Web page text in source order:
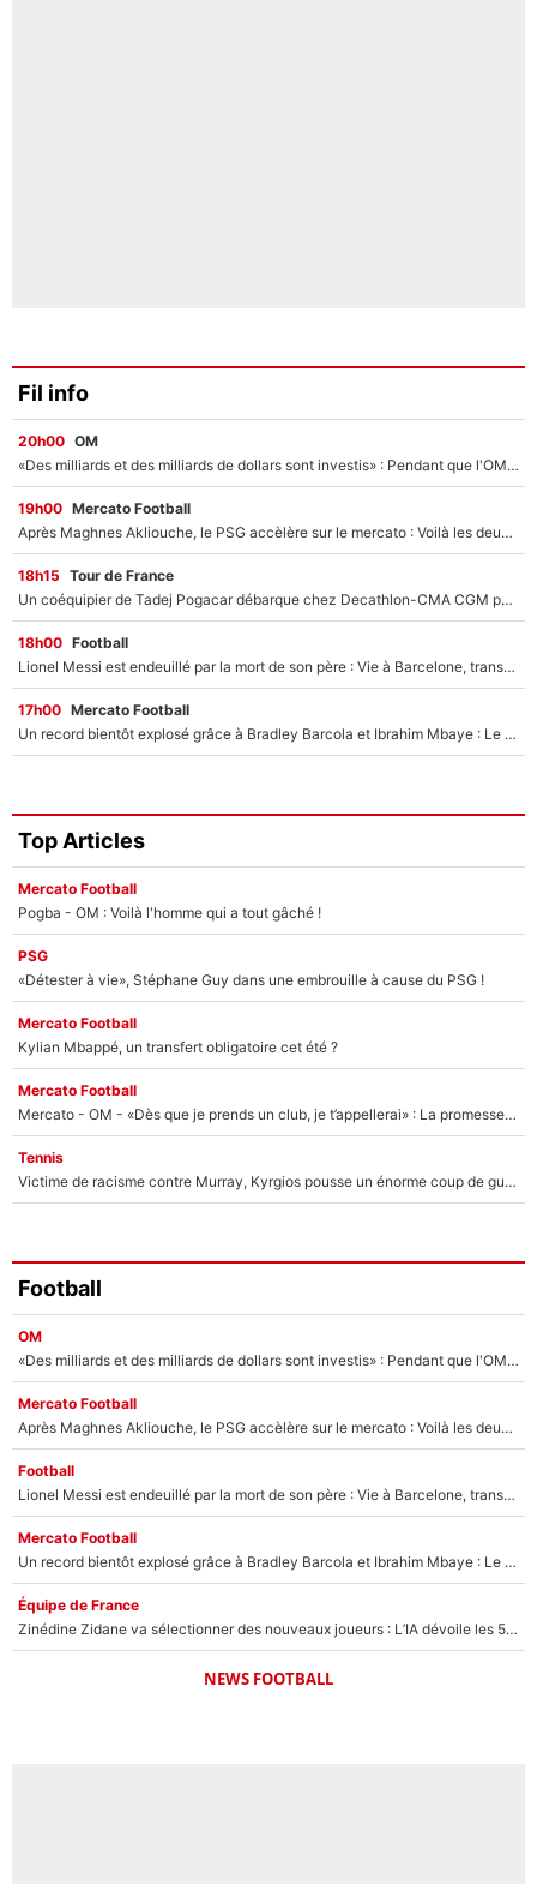
Fil info
20h00 OM
«Des milliards et des milliards de dollars sont investis» : Pendant que l'OM est en pleine crise financière, Frank McCourt lance un nouveau projet à 260M€ !
19h00 Mercato Football
Après Maghnes Akliouche, le PSG accèlère sur le mercato : Voilà les deux nouvelles recrues qui vont signer la semaine prochaine ?
18h15 Tour de France
Un coéquipier de Tadej Pogacar débarque chez Decathlon-CMA CGM pour épauler Paul Seixas : «Mes meilleures années sont à venir»
18h00 Football
Lionel Messi est endeuillé par la mort de son père : Vie à Barcelone, transfert au PSG... voilà comment Jorge Messi a joué un rôle essentiel dans sa carrière !
17h00 Mercato Football
Un record bientôt explosé grâce à Bradley Barcola et Ibrahim Mbaye : Le PSG sur le point de réaliser un mercato historique ?
Top Articles
Mercato Football
Pogba - OM : Voilà l'homme qui a tout gâché !
PSG
«Détester à vie», Stéphane Guy dans une embrouille à cause du PSG !
Mercato Football
Kylian Mbappé, un transfert obligatoire cet été ?
Mercato Football
Mercato - OM - «Dès que je prends un club, je t’appellerai» : La promesse de Marcelino au moment de claquer la porte
Tennis
Victime de racisme contre Murray, Kyrgios pousse un énorme coup de gueule !
Football
OM
«Des milliards et des milliards de dollars sont investis» : Pendant que l'OM est en pleine crise financière, Frank McCourt lance un nouveau projet à 260M€ !
Mercato Football
Après Maghnes Akliouche, le PSG accèlère sur le mercato : Voilà les deux nouvelles recrues qui vont signer la semaine prochaine ?
Football
Lionel Messi est endeuillé par la mort de son père : Vie à Barcelone, transfert au PSG... voilà comment Jorge Messi a joué un rôle essentiel dans sa carrière !
Mercato Football
Un record bientôt explosé grâce à Bradley Barcola et Ibrahim Mbaye : Le PSG sur le point de réaliser un mercato historique ?
Équipe de France
Zinédine Zidane va sélectionner des nouveaux joueurs : L’IA dévoile les 5 cracks qui pourraient rapidement le rejoindre en équipe de France !
NEWS FOOTBALL